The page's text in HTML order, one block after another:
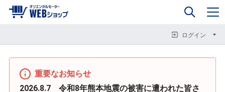
企業情報
ログイン
カート 0
重要なお知らせ
2026.8.7 令和8年熊本地震の被害に遭われた皆さ